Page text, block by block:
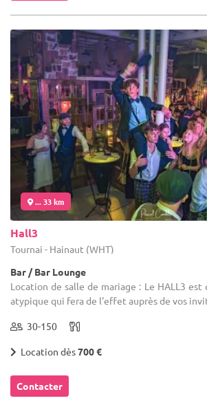
... 33 km
Hall3
Tournai - Hainaut (WHT)
Bar / Bar Lounge
Location de salle de mariage : Le HALL3
atypique qui fera de l'effet auprès de vos
30-150
Location dès700 €
Contacter